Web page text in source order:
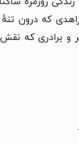
که درون
که